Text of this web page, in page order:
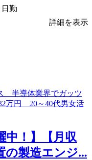
勤
詳細を表示
中！】【月収
の製造エンジ...